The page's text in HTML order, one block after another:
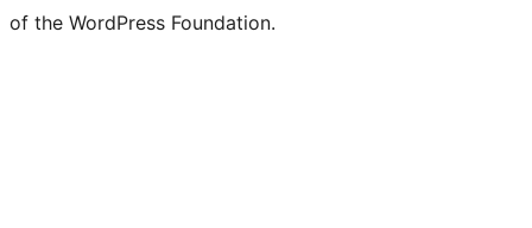
of the WordPress Foundation.